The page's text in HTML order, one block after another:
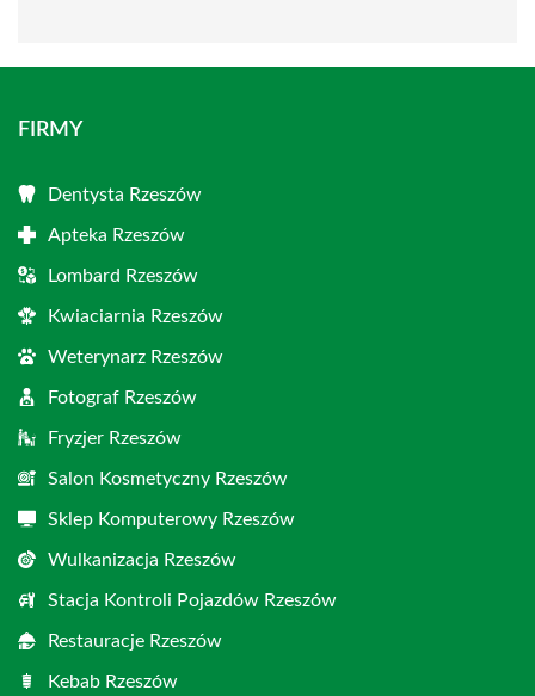
FIRMY
Dentysta Rzeszów
Apteka Rzeszów
Lombard Rzeszów
Kwiaciarnia Rzeszów
Weterynarz Rzeszów
Fotograf Rzeszów
Fryzjer Rzeszów
Salon Kosmetyczny Rzeszów
Sklep Komputerowy Rzeszów
Wulkanizacja Rzeszów
Stacja Kontroli Pojazdów Rzeszów
Restauracje Rzeszów
Kebab Rzeszów